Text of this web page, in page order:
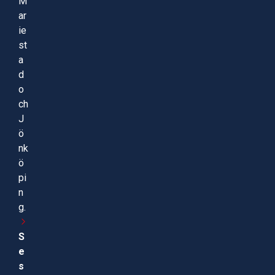
ar
ie
st
a
d
o
ch
J
ö
nk
ö
pi
n
g.
S
e
s